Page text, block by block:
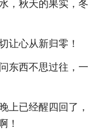
，秋天的果实，冬
让心从新归零！
东西不思过往，一
上已经醒四回了，
！